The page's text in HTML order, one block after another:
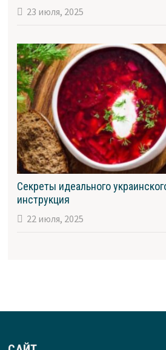
23 июля, 2025
Секреты идеального
инструкция
22 июля, 2025